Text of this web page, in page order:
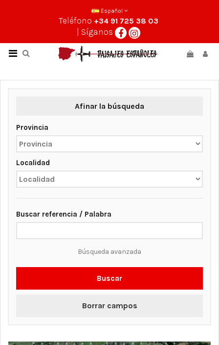
Español
Teléfono +34 91 725 38 03
| Síganos
Afinar la búsqueda
Provincia
Localidad
Buscar referencia / Palabra
Búsqueda avanzada
Buscar
Borrar campos